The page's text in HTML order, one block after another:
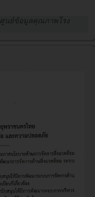
ศูนย์ข้อมูลคุณภาพโรง